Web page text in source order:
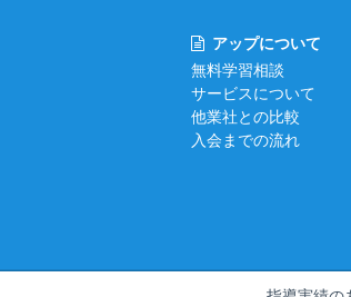
アップについて
無料学習相談
サービスについて
他業社との比較
入会までの流れ